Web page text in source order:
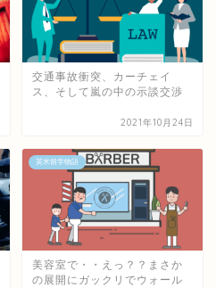
交通事故衝突、カーチェイ
ス、そして嵐の中の示談交渉
2021年10月24日
英米留学物語
美容室で・・えっ？？まさか
の展開にガックリでウォール